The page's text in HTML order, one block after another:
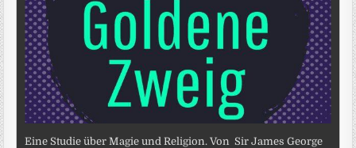
Eine Studie über Magie und Religion. Von Sir James George